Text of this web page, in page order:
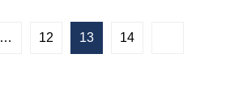
… 12 13 14